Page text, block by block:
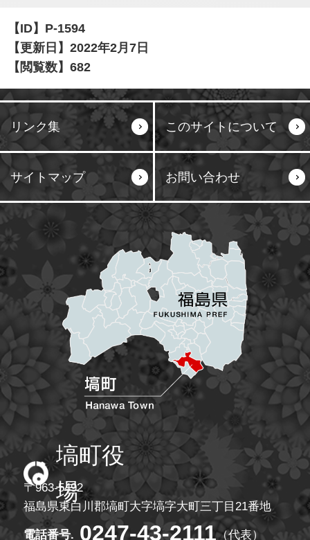
【ID】 P-1594
【更新日】2022年2月7日
【閲覧数】682
リンク集 このサイトについて
サイトマップ お問い合わせ
塙町
塙町役
場
〒963-5492
福島県東白川郡塙町大字塙字大町三丁目21番地
電話番号. 0247-43-2111（代表）